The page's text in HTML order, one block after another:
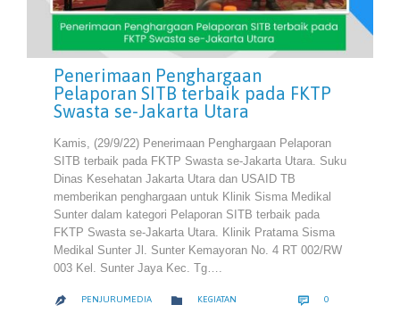
Penerimaan Penghargaan
Pelaporan SITB terbaik pada FKTP
Swasta se-Jakarta Utara
Kamis, (29/9/22) Penerimaan Penghargaan Pelaporan
SITB terbaik pada FKTP Swasta se-Jakarta Utara. Suku
Dinas Kesehatan Jakarta Utara dan USAID TB
memberikan penghargaan untuk Klinik Sisma Medikal
Sunter dalam kategori Pelaporan SITB terbaik pada
FKTP Swasta se-Jakarta Utara. Klinik Pratama Sisma
Medikal Sunter Jl. Sunter Kemayoran No. 4 RT 002/RW
003 Kel. Sunter Jaya Kec. Tg….
 PENJURUMEDIA  CATEGORY
KEGIATAN  0COMMENTS